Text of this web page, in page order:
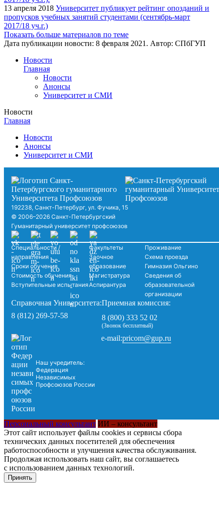
13 апреля 2018 Университет публикует рейтинг опозданий и
пропусков учебных занятий студентами (сентябрь-март
2017/18 уч.г.)
Показать больше материалов по теме
Дата публикации новости: 8 февраля 2021 . Автор: СПбГУП
Новости
Главная
Новости
Анонсы
Университет и СМИ
Новости
Главная
Новости
Анонсы
Университет и СМИ
192238, Санкт-Петербург, ул. Фучика, 15
© 2006–2026 Санкт-Петербургский
Гуманитарный университет профсоюзов
Специальности /
направления
Сроки обучения
Стоимость обучения
Вступительные испытания
Факультеты
Заочное
образование
Магистратура
Аспирантура
Проживание
Схема проезда
Гимназия Ольгино
Сведения об
образовательной
организации
Справочная Университета:
8 (812) 269-57-58
Приемная комиссия:
8 (800) 333 52 02
(Звонок бесплатный)
Наш учредитель:
Федерация
Независимых
Профсоюзов России
e-mail:pricom@gup.ru
Персональный консультант ИИ – консультант
Этот сайт использует файлы cookies и сервисы сбора
технических данных посетителей для обеспечения
работоспособности и улучшения качества обслуживания.
Продолжая использовать наш сайт, вы соглашаетесь
с использованием данных технологий.
Принять